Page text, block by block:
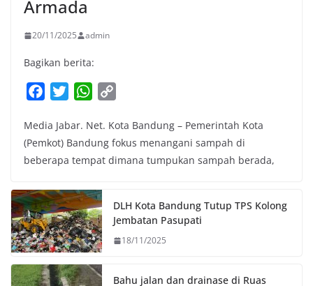
Armada
20/11/2025 admin
Bagikan berita:
c
e
b
o
k
i
t
t
r
W
a
t
s
p
p
p
y
L
n
k
Media Jabar. Net. Kota Bandung – Pemerintah Kota
(Pemkot) Bandung fokus menangani sampah di
beberapa tempat dimana tumpukan sampah berada,
DLH Kota Bandung Tutup TPS Kolong
Jembatan Pasupati
18/11/2025
Bahu jalan dan drainase di Ruas